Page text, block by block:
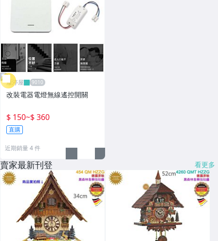
雁渟屋
改裝電器電燈無線遙控開關
$ 150~$ 360
直購
近期銷量 4 件
賣家最新刊登 看更多